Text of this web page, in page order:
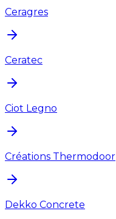
Ceragres
Ceratec
Ciot Legno
Créations Thermodoor
Dekko Concrete